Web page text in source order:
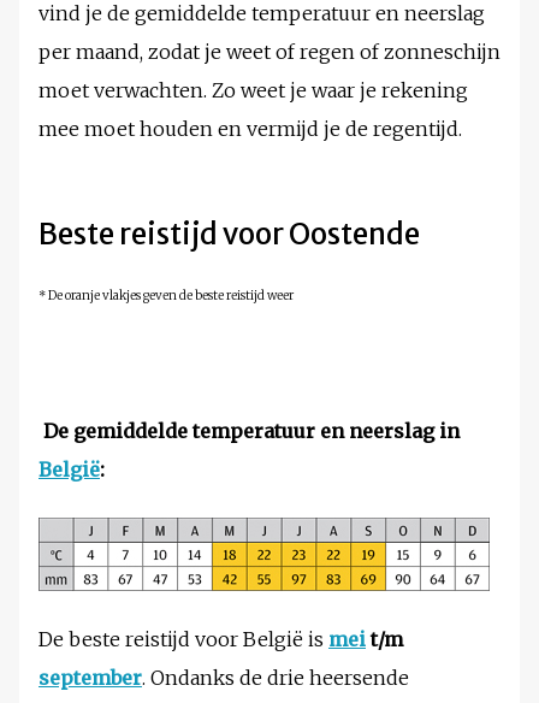
vind je de gemiddelde temperatuur en neerslag
per maand, zodat je weet of regen of zonneschijn
moet verwachten. Zo weet je waar je rekening
mee moet houden en vermijd je de regentijd.
Beste reistijd voor Oostende
* De oranje vlakjes geven de beste reistijd weer
De gemiddelde temperatuur en neerslag in
België:
De beste reistijd voor België is meit/m
september. Ondanks de drie heersende